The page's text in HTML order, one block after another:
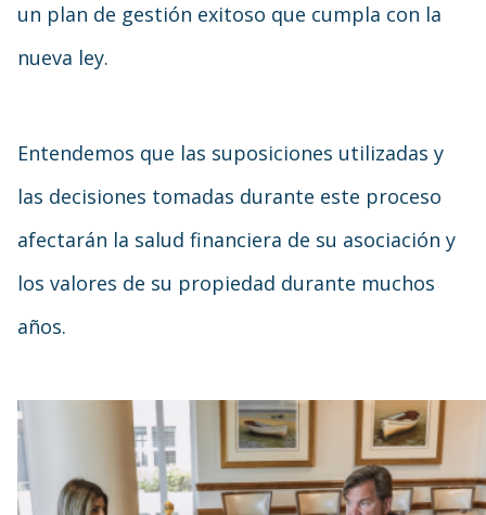
un plan de gestión exitoso que cumpla con la
nueva ley.
Entendemos que las suposiciones utilizadas y
las decisiones tomadas durante este proceso
afectarán la salud financiera de su asociación y
los valores de su propiedad durante muchos
años.